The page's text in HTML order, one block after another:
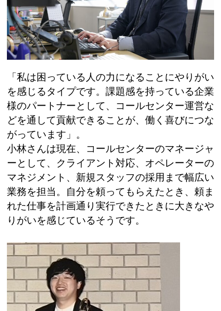
「私は困っている人の力になることにやりがい
を感じるタイプです。課題感を持っている企業
様のパートナーとして、コールセンター運営な
どを通して貢献できることが、働く喜びにつな
がっています」。
小林さんは現在、コールセンターのマネージャ
ーとして、クライアント対応、オペレーターの
マネジメント、新規スタッフの採用まで幅広い
業務を担当。自分を頼ってもらえたとき、頼ま
れた仕事を計画通り実行できたときに大きなや
りがいを感じているそうです。